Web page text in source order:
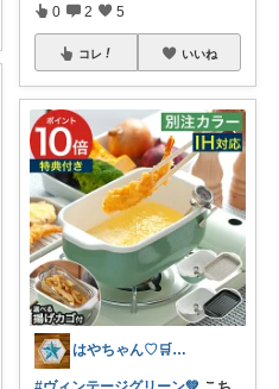
0 2 5
コレ いいね
はやちゃん♡🛒✨感謝です💖🙏✨